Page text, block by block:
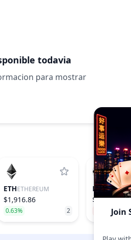
todavia
para mostrar
ETHETHEREUM
$1,916.86
0.63% 2
FET
$0.1355
−1.71%Join